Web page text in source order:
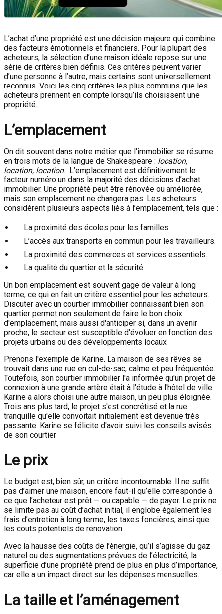
L’achat d’une propriété est une décision majeure qui combine
des facteurs émotionnels et financiers. Pour la plupart des
acheteurs, la sélection d’une maison idéale repose sur une
série de critères bien définis. Ces critères peuvent varier
d’une personne à l’autre, mais certains sont universellement
reconnus. Voici les cinq critères les plus communs que les
acheteurs prennent en compte lorsqu’ils choisissent une
propriété.
L’emplacement
On dit souvent dans notre métier que l'immobilier se résume
en trois mots de la langue de Shakespeare : location,
location, location. L’emplacement est définitivement le
facteur numéro un dans la majorité des décisions d’achat
immobilier. Une propriété peut être rénovée ou améliorée,
mais son emplacement ne changera pas. Les acheteurs
considèrent plusieurs aspects liés à l’emplacement, tels que :
La proximité des écoles pour les familles.
L’accès aux transports en commun pour les travailleurs.
La proximité des commerces et services essentiels.
La qualité du quartier et la sécurité.
Un bon emplacement est souvent gage de valeur à long
terme, ce qui en fait un critère essentiel pour les acheteurs.
Discuter avec un courtier immobilier connaissant bien son
quartier permet non seulement de faire le bon choix
d'emplacement, mais aussi d'anticiper si, dans un avenir
proche, le secteur est susceptible d'évoluer en fonction des
projets urbains ou des développements locaux.
Prenons l'exemple de Karine. La maison de ses rêves se
trouvait dans une rue en cul-de-sac, calme et peu fréquentée.
Toutefois, son courtier immobilier l'a informée qu'un projet de
connexion à une grande artère était à l'étude à l'hôtel de ville.
Karine a alors choisi une autre maison, un peu plus éloignée.
Trois ans plus tard, le projet s'est concrétisé et la rue
tranquille qu'elle convoitait initialement est devenue très
passante. Karine se félicite d'avoir suivi les conseils avisés
de son courtier.
Le prix
Le budget est, bien sûr, un critère incontournable. Il ne suffit
pas d’aimer une maison, encore faut-il qu’elle corresponde à
ce que l’acheteur est prêt — ou capable — de payer. Le prix ne
se limite pas au coût d’achat initial, il englobe également les
frais d’entretien à long terme, les taxes foncières, ainsi que
les coûts potentiels de rénovation.
Avec la hausse des coûts de l’énergie, qu’il s’agisse du gaz
naturel ou des augmentations prévues de l’électricité, la
superficie d’une propriété prend de plus en plus d’importance,
car elle a un impact direct sur les dépenses mensuelles.
La taille et l’aménagement